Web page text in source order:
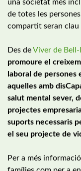
una societat més
de totes les
compartit seran
Des deViver de
promoure el
laboral de persones
aquelles amb
salut mental sever,
projectes
suports necessaris
el seu projecte de
Per a més